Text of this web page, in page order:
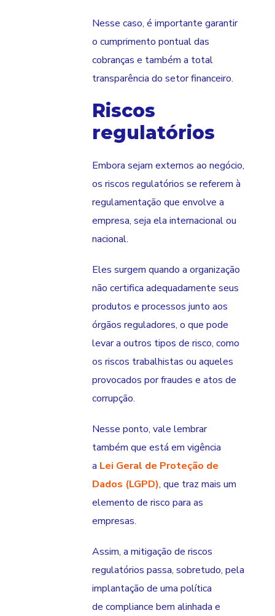
Nesse caso, é importante garantir
o cumprimento pontual das
cobranças e também a total
transparência do setor financeiro.
Riscos
regulatórios
Embora sejam externos ao negócio,
os riscos regulatórios se referem à
regulamentação que envolve a
empresa, seja ela internacional ou
nacional.
Eles surgem quando a organização
não certifica adequadamente seus
produtos e processos junto aos
órgãos reguladores, o que pode
levar a outros tipos de risco, como
os riscos trabalhistas ou aqueles
provocados por fraudes e atos de
corrupção.
Nesse ponto, vale lembrar
também que está em vigência
a Lei Geral de Proteção de
Dados (LGPD), que traz mais um
elemento de risco para as
empresas.
Assim, a mitigação de riscos
regulatórios passa, sobretudo, pela
implantação de uma política
de compliance bem alinhada e